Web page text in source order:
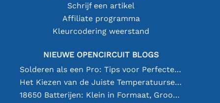
Schrijf een artikel
Affiliate programma
Kleurcodering weerstand
NIEUWE OPENCIRCUIT BLOGS
Solderen als een Pro: Tips voor Perfecte Elektronische Verbindingen
Het Kiezen van de Juiste Temperatuursensor [youtube]
18650 Batterijen: Klein in Formaat, Groot in Prestatie